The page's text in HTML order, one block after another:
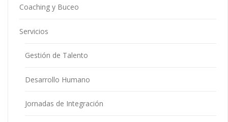
Coaching y Buceo
Servicios
Gestión de Talento
Desarrollo Humano
Jornadas de Integración